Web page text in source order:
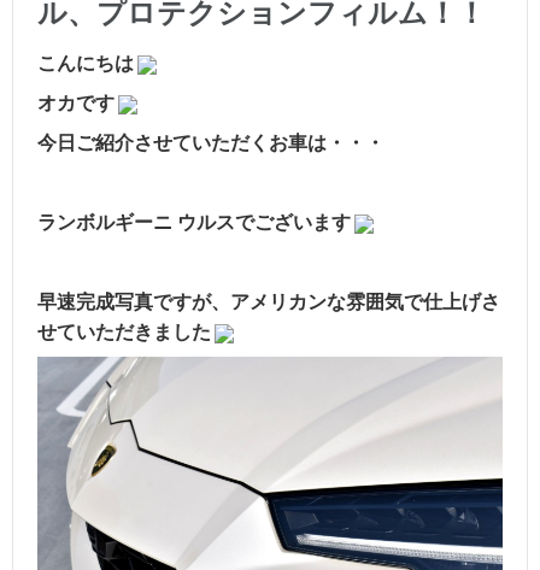
ル、プロテクションフィルム！！
こんにちは
オカです
今日ご紹介させていただくお車は・・・
ランボルギーニ ウルスでございます
早速完成写真ですが、アメリカンな雰囲気で仕上げさ
せていただきました